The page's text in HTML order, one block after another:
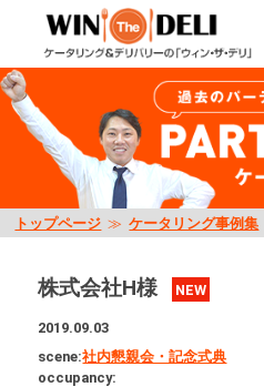
トップページ ≫ケータリング事例集
株式会社H様 NEW
2019.09.03
scene:社内懇親会・記念式典
occupancy: